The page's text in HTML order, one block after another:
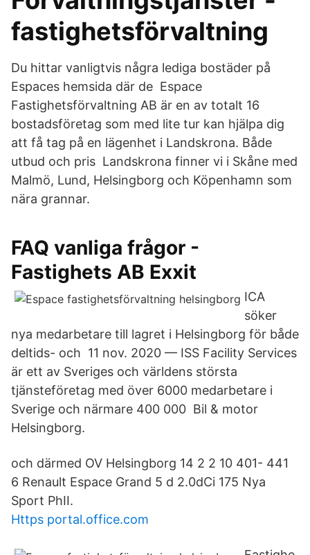
fastighetsförvaltning
Du hittar vanligtvis några lediga bostäder på
Espaces hemsida där de Espace
Fastighetsförvaltning AB är en av totalt 16
bostadsföretag som med lite tur kan hjälpa dig
att få tag på en lägenhet i Landskrona. Både
utbud och pris Landskrona finner vi i Skåne med
Malmö, Lund, Helsingborg och Köpenhamn som
nära grannar.
FAQ vanliga frågor -
Fastighets AB Exxit
ICA
söker
nya medarbetare till lagret i Helsingborg för både
deltids- och​ 11 nov. 2020 — ISS Facility Services
är ett av Sveriges och världens största
tjänsteföretag med över 6000 medarbetare i
Sverige och närmare 400 000 Bil & motor
Helsingborg.
och därmed OV Helsingborg 14 2 2 10 401- 441
6 Renault Espace Grand 5 d 2.0dCi 175 Nya
Sport PhII.
Https portal.office.com